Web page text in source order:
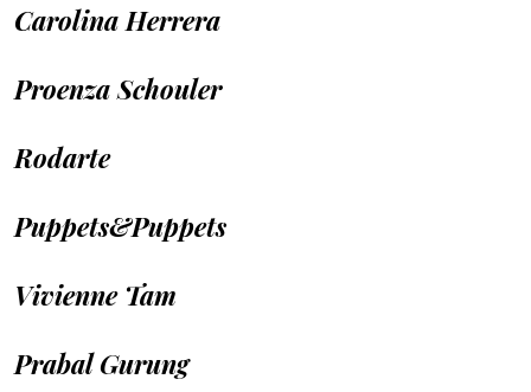
Carolina Herrera
Proenza Schouler
Rodarte
Puppets&Puppets
Vivienne Tam
Prabal Gurung